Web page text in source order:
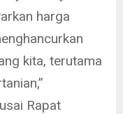
harga
kita, terutama
Rapat